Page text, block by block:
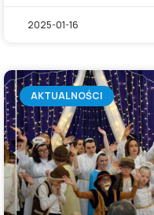
2025-01-16
AKTUALNOŚCI